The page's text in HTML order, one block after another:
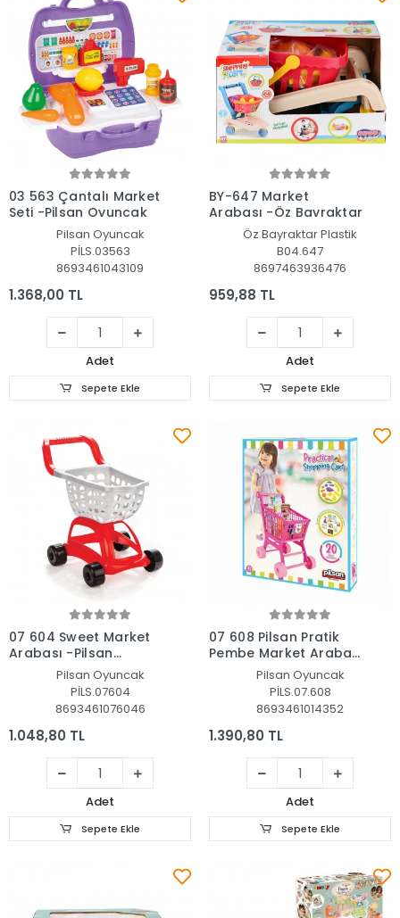
Sepete Ekle
03 563 Çantalı Market
Seti -Pilsan Oyuncak
Pilsan Oyuncak
PİLS.03563
8693461043109
1.368,00 TL
Adet
Sepete Ekle
Sepete Ekle
BY-647 Market
Arabası -Öz Bayraktar
Öz Bayraktar Plastik
B04.647
8697463936476
959,88 TL
Adet
Sepete Ekle
Sepete Ekle
07 604 Sweet Market
Arabası -Pilsan
OyuncakPilsan Oyuncak
PİLS.07604
8693461076046
1.048,80 TL
Adet
Sepete Ekle
Sepete Ekle
07 608 Pilsan Pratik
Pembe Market Arabası
(meyve ve sebze)
Pilsan Oyuncak
PİLS.07.608
8693461014352
1.390,80 TL
Adet
Sepete Ekle